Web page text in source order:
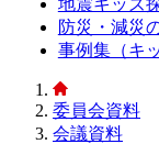
地震キッズ
防災・減災
事例集（キ
委員会資料
会議資料